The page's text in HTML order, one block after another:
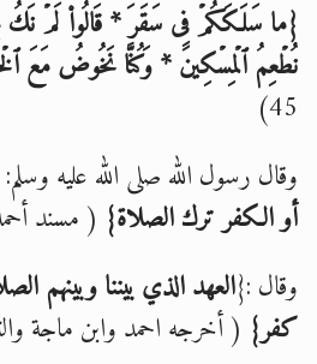
{ما سَلَكَكُمۡ فِی سَقَرَ * قَالُوا۟ لَمۡ
نُطۡعِمُ ٱلۡمِسۡكِینَ * وَكُنَّا نَخُوضُ مَعَ
45)
وقال رسول الله صلى الله عليه وسلم:
أو الكفر ترك الصلاة} ( مسند
وقال :{العهد الذي بيننا وبينهم
كفر} ( أخرجه احمد وابن ماجة